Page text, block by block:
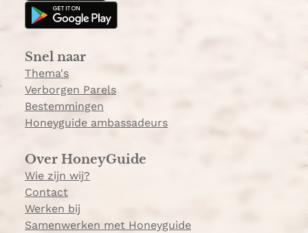
g
m
k
Snel naar
Thema's
Verborgen Parels
Bestemmingen
Honeyguide ambassadeurs
Over HoneyGuide
Wie zijn wij?
Contact
Werken bij
Samenwerken met Honeyguide